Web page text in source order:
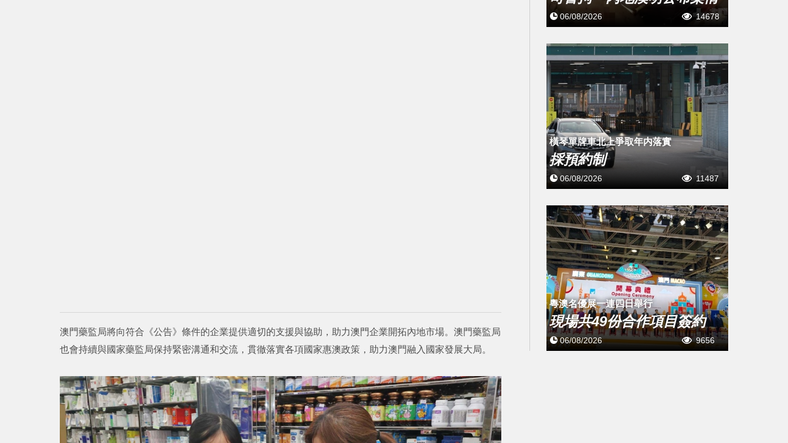
澳門藥監局將向符合《公告》條件的企業提供適切的支援與協助，助力澳門企業開拓內地市場。澳門藥監局
也會持續與國家藥監局保持緊密溝通和交流，貫徹落實各項國家惠澳政策，助力澳門融入國家發展大局。
06/08/2026 14678
橫琴單牌車北上爭取年内落實
採預約制
06/08/2026 11487
粵澳名優展一連四日舉行
現場共49份合作項目簽約
06/08/2026 9656